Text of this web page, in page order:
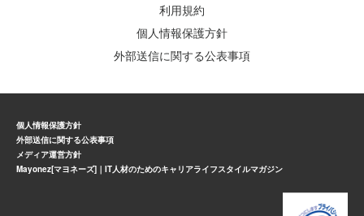
利用規約
個人情報保護方針
外部送信に関する公表事項
個人情報保護方針
外部送信に関する公表事項
メディア運営方針
Mayonez[マヨネーズ]｜IT人材のためのキャリアライフスタイルマガジン